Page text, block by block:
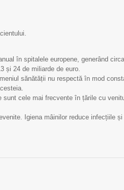
în spitalele europene, generând
și 24 de miliarde de euro.
sănătății nu respectă în mod
sunt cele mai frecvente în țările cu
Igiena mâinilor reduce infecțiile